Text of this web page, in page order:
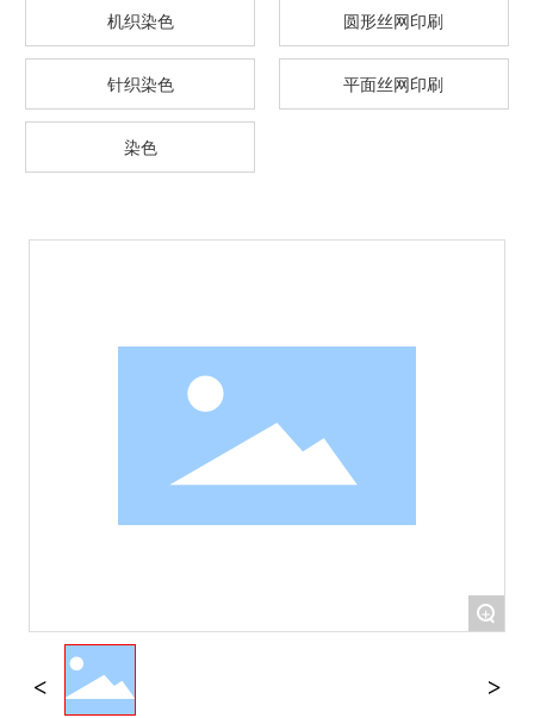
机织染色 圆形丝网印刷
针织染色 平面丝网印刷
染色
+